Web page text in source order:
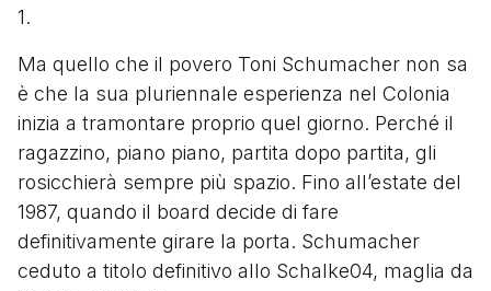
1.
Ma quello che il povero Toni Schumacher non sa
è che la sua pluriennale esperienza nel Colonia
inizia a tramontare proprio quel giorno. Perché il
ragazzino, piano piano, partita dopo partita, gli
rosicchierà sempre più spazio. Fino all’estate del
1987, quando il board decide di fare
definitivamente girare la porta. Schumacher
ceduto a titolo definitivo allo Schalke04, maglia da